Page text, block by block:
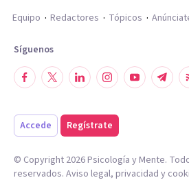
Equipo
Redactores Tópicos
Síguenos
Accede Regístrate
© Copyright 2026Psicología y Mente.
reservados. Aviso legal, privacidad y